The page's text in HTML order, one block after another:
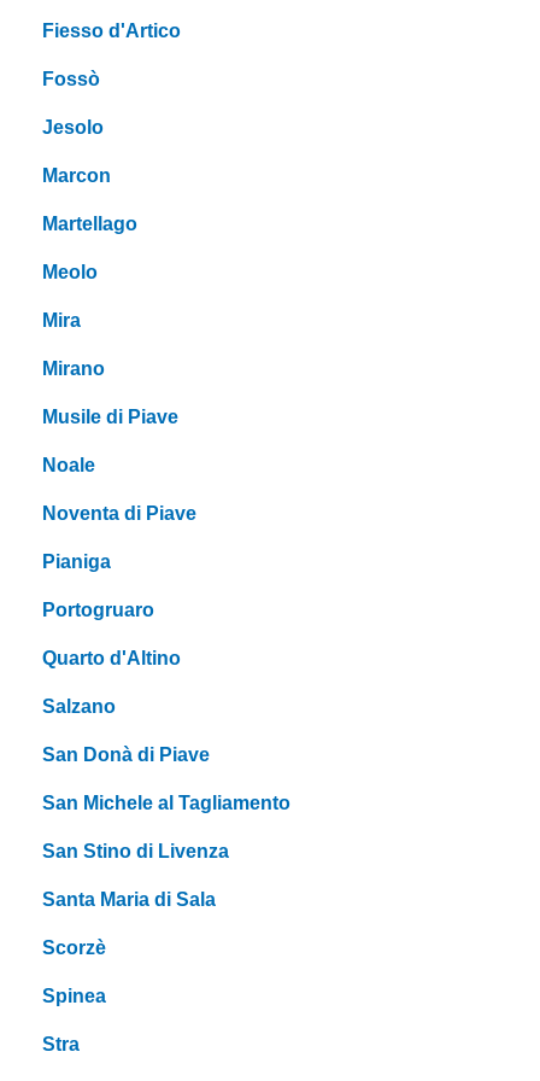
Fiesso d'Artico
Fossò
Jesolo
Marcon
Martellago
Meolo
Mira
Mirano
Musile di Piave
Noale
Noventa di Piave
Pianiga
Portogruaro
Quarto d'Altino
Salzano
San Donà di Piave
San Michele al Tagliamento
San Stino di Livenza
Santa Maria di Sala
Scorzè
Spinea
Stra